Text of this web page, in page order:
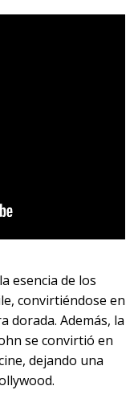
esencia de los
convirtiéndose en
dorada. Además, la
se convirtió en
dejando una